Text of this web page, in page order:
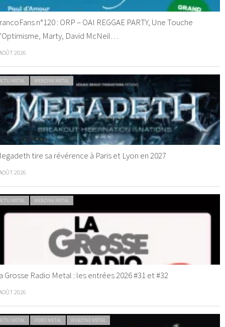
n°120 : ORP – OAI REGGAE PARTY, Une Touche
Marty, David McNeil…
2026
METAL WEBZINE METAL
tire sa révérence à Paris et Lyon en 2027
2026
METAL WEBZINE METAL
Grosse Radio Metal : les entrées 2026 #31 et #32
2026
METAL VIDEO METAL WEBZINE METAL